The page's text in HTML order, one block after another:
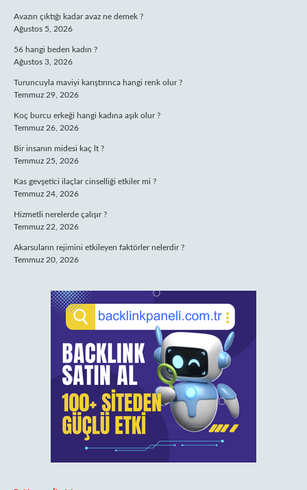
Avazın çıktığı kadar avaz ne demek ?
Ağustos 5, 2026
56 hangi beden kadın ?
Ağustos 3, 2026
Turuncuyla maviyi karıştırınca hangi renk olur ?
Temmuz 29, 2026
Koç burcu erkeği hangi kadına aşık olur ?
Temmuz 26, 2026
Bir insanın midesi kaç lt ?
Temmuz 25, 2026
Kas gevşetici ilaçlar cinselliği etkiler mi ?
Temmuz 24, 2026
Hizmetli nerelerde çalışır ?
Temmuz 22, 2026
Akarsuların rejimini etkileyen faktörler nelerdir ?
Temmuz 20, 2026